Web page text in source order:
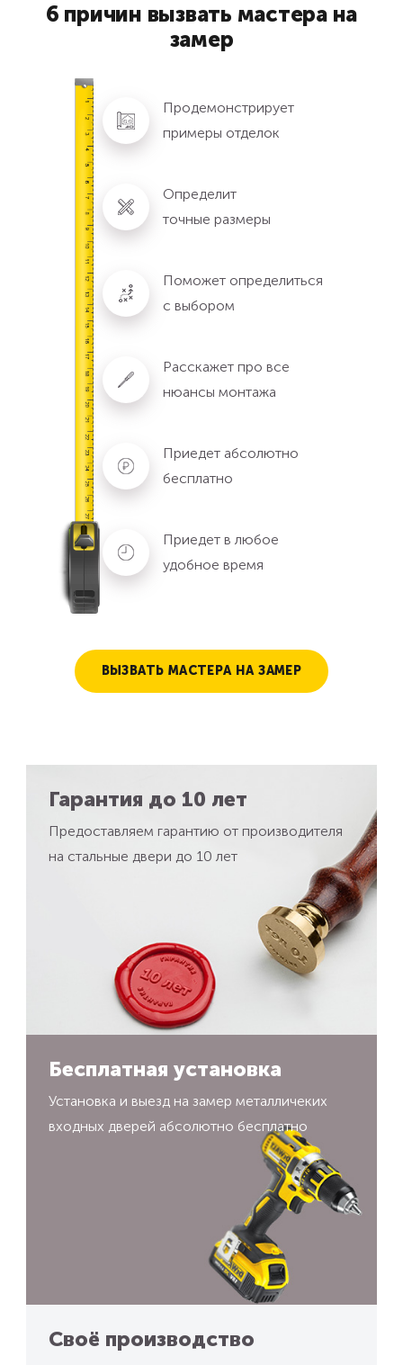
6 причин вызвать мастера на
замер
Продемонстрирует
примеры отделок
Определит
точные размеры
Поможет определиться
с выбором
Расскажет про все
нюансы монтажа
Приедет абсолютно
бесплатно
Приедет в любое
удобное время
ВЫЗВАТЬ МАСТЕРА НА ЗАМЕР
Гарантия до 10 лет
Предоставляем гарантию от производителя
на стальные двери до 10 лет
Бесплатная установка
Установка и выезд на замер металличеких
входных дверей абсолютно бесплатно
Своё производство